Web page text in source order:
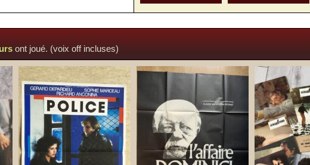
ont joué. (voix off incluses)